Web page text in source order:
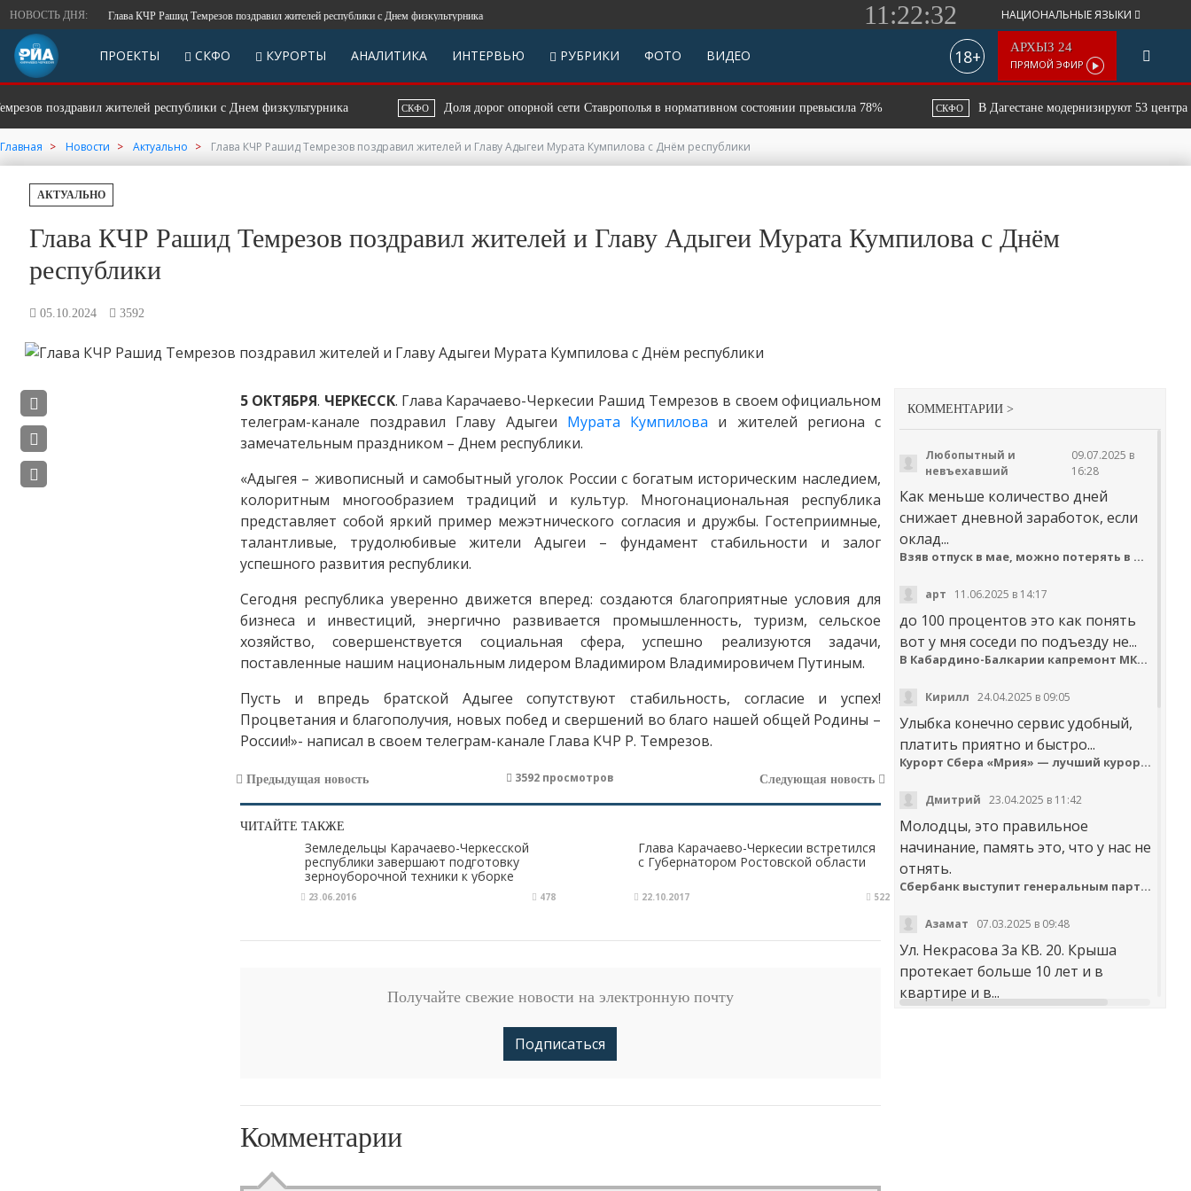
НОВОСТЬ ДНЯ:Глава КЧР Рашид Темрезов поздравил жителей республики с Днем физкультурника 11:22:32 НАЦИОНАЛЬНЫЕ ЯЗЫКИ
ПРОЕКТЫ СКФО КУРОРТЫ АНАЛИТИКА ИНТЕРВЬЮ РУБРИКИ ФОТО ВИДЕО 18+ АРХЫЗ 24
ПРЯМОЙ ЭФИР
поздравил жителей республики с Днем физкультурника Доля дорог опорной сети Ставрополья в нормативном состоянии превысила 78% В Дагестане модернизируют 53 центра
Главная Новости Актуально Глава КЧР Рашид Темрезов поздравил жителей и Главу Адыгеи Мурата Кумпилова с Днём республики
АКТУАЛЬНО
Глава КЧР Рашид Темрезов поздравил жителей и Главу Адыгеи Мурата Кумпилова с Днём
республики
05.10.2024 3592
5 ОКТЯБРЯ. ЧЕРКЕССК. Глава Карачаево-Черкесии Рашид Темрезов в своем официальном
телеграм-канале поздравил Главу Адыгеи Мурата Кумпилова и жителей региона с
замечательным праздником – Днем республики.
«Адыгея – живописный и самобытный уголок России с богатым историческим наследием,
колоритным многообразием традиций и культур. Многонациональная республика
представляет собой яркий пример межэтнического согласия и дружбы. Гостеприимные,
талантливые, трудолюбивые жители Адыгеи – фундамент стабильности и залог
успешного развития республики.
Сегодня республика уверенно движется вперед: создаются благоприятные условия для
бизнеса и инвестиций, энергично развивается промышленность, туризм, сельское
хозяйство, совершенствуется социальная сфера, успешно реализуются задачи,
поставленные нашим национальным лидером Владимиром Владимировичем Путиным.
Пусть и впредь братской Адыгее сопутствуют стабильность, согласие и успех!
Процветания и благополучия, новых побед и свершений во благо нашей общей Родины –
России!»- написал в своем телеграм-канале Глава КЧР Р. Темрезов.
Предыдущая новость 3592 просмотров Следующая новость
ЧИТАЙТЕ ТАКЖЕ
Земледельцы Карачаево-Черкесской
республики завершают подготовку
зерноуборочной техники к уборке
зерновых колосовых
23.06.2016 478
Глава Карачаево-Черкесии встретился
с Губернатором Ростовской области
22.10.2017 522
Получайте свежие новости на электронную почту
Подписаться
Комментарии
КОММЕНТАРИИ >
Любопытный и
невъехавший
09.07.2025 в
16:28
Как меньше количество дней
снижает дневной заработок, если
оклад...
Взяв отпуск в мае, можно потерять в деньгах
арт 11.06.2025 в 14:17
до 100 процентов это как понять
вот у мня соседи по подъезду не...
В Кабардино-Балкарии капремонт МКД идёт с опережением графика
Кирилл 24.04.2025 в 09:05
Улыбка конечно сервис удобный,
платить приятно и быстро...
Курорт Сбера «Мрия» — лучший курортный отель по версии Russian Hospitality Awards
Дмитрий 23.04.2025 в 11:42
Молодцы, это правильное
начинание, память это, что у нас не
отнять.
Сбербанк выступит генеральным партнером онлайн-шествия «Бессмертный полк»
Азамат 07.03.2025 в 09:48
Ул. Некрасова 3а КВ. 20. Крыша
протекает больше 10 лет и в
квартире и в...